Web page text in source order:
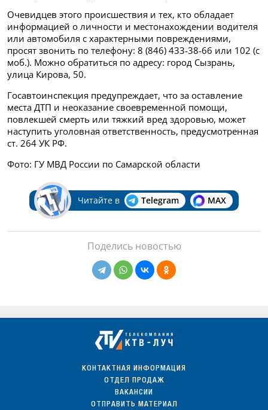
Очевидцев этого происшествия и тех, кто обладает
информацией о личности и местонахождении водителя
или автомобиля с характерными повреждениями,
просят звонить по телефону: 8 (846) 433-38-66 или 102 (с
моб.). Можно обратиться по адресу: город Сызрань,
улица Кирова, 50.
Госавтоинспекция предупреждает, что за оставление
места ДТП и неоказание своевременной помощи,
повлекшей смерть или тяжкий вред здоровью, может
наступить уголовная ответственность, предусмотренная
ст. 264 УК РФ.
Фото: ГУ МВД России по Самарской области
Читайте в Telegram MAX
Поделись новостью
КОНТАКТНАЯ ИНФОРМАЦИЯ
ОТДЕЛ ПРОДАЖ
ВАКАНСИИ
ОТПРАВИТЬ МАТЕРИАЛ